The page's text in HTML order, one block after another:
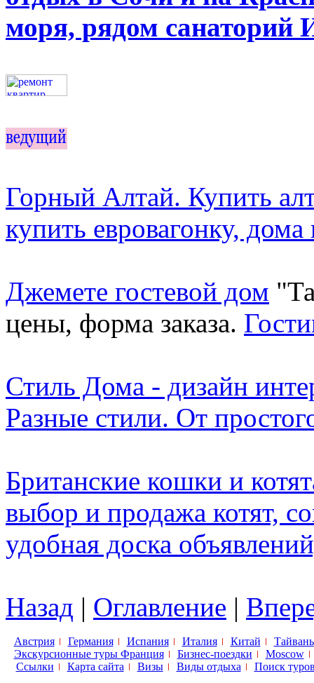
моря, рядом санаторий
Горный Алтай. Купить
купить евровагонку, дома
Джемете гостевой дом
цены, форма заказа.
Стиль Дома - дизайн
Разные стили. От
Британские кошки и
выбор и продажа котят,
удобная доска
Назад | Оглавление |
Австрия Германия Испания Италия Китай
Тайвань
Экскурсионные туры Франция
Бизнес-поездки
Moscow
Ссылки
Карта сайта Визы Виды отдыха Поиск